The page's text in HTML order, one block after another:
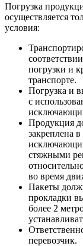
Погрузка
осуществляется
условия:
погрузки и
транспорте.
Погрузка и
с
Продукция
закреплена
стяжными
во время
Пакеты
прокладки
более 2
перевозчик.